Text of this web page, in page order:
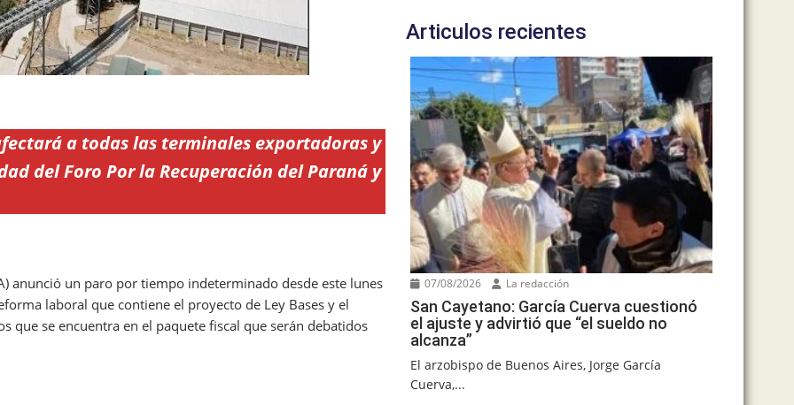
a todas las terminales exportadoras y
del Foro Por la Recuperación del Paraná y
anunció un paro por tiempo indeterminado desde este lunes
laboral que contiene el proyecto de Ley Bases y el
que se encuentra en el paquete fiscal que serán debatidos
Articulos recientes
07/08/2026 La redacción
San Cayetano: García Cuerva cuestionó
el ajuste y advirtió que “el sueldo no
alcanza”
El arzobispo de Buenos Aires, Jorge García
Cuerva,...